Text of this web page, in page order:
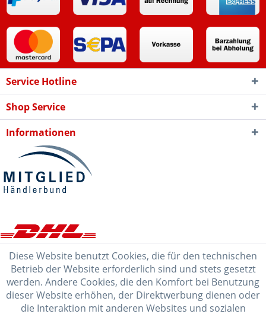
Service Hotline
Shop Service
Informationen
Diese Website benutzt Cookies, die für den technischen
Betrieb der Website erforderlich sind und stets gesetzt
werden. Andere Cookies, die den Komfort bei Benutzung
dieser Website erhöhen, der Direktwerbung dienen oder
die Interaktion mit anderen Websites und sozialen